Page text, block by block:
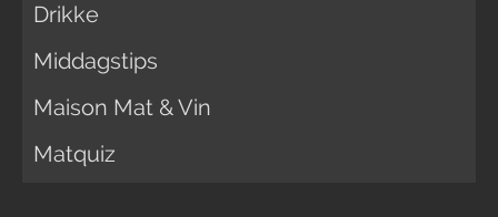
Drikke
Middagstips
Maison Mat & Vin
Matquiz